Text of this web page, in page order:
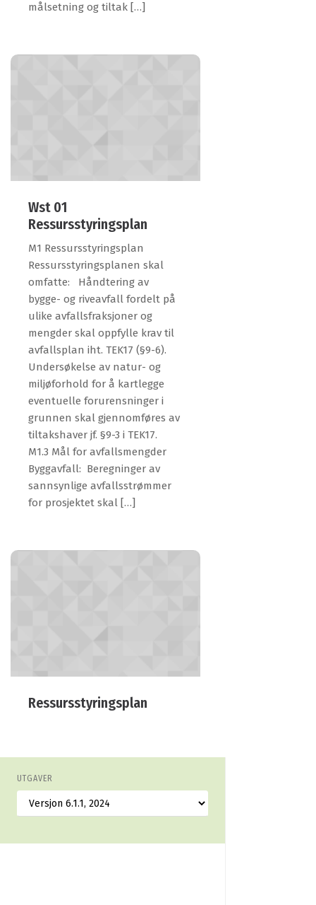
målsetning og tiltak […]
Wst 01
Ressursstyringsplan
M1 Ressursstyringsplan
Ressursstyringsplanen skal
omfatte: Håndtering av
bygge- og riveavfall fordelt på
ulike avfallsfraksjoner og
mengder skal oppfylle krav til
avfallsplan iht. TEK17 (§9-6).
Undersøkelse av natur- og
miljøforhold for å kartlegge
eventuelle forurensninger i
grunnen skal gjennomføres av
tiltakshaver jf. §9-3 i TEK17.
M1.3 Mål for avfallsmengder
Byggavfall: Beregninger av
sannsynlige avfallsstrømmer
for prosjektet skal […]
Ressursstyringsplan
UTGAVER